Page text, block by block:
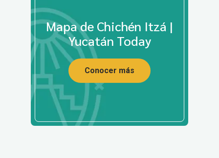
Mapa de Chichén Itzá |
Yucatán Today
Conocer más